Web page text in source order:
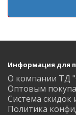
Информация для
О компании ТД
Оптовым
Система скидок
Политика